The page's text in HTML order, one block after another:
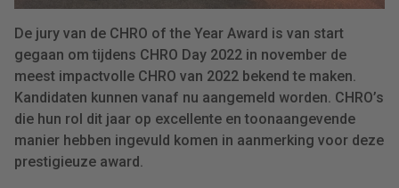
De jury van de CHRO of the Year Award is van start
gegaan om tijdens CHRO Day 2022 in november de
meest impactvolle CHRO van 2022 bekend te maken.
Kandidaten kunnen vanaf nu aangemeld worden. CHRO’s
die hun rol dit jaar op excellente en toonaangevende
manier hebben ingevuld komen in aanmerking voor deze
prestigieuze award.